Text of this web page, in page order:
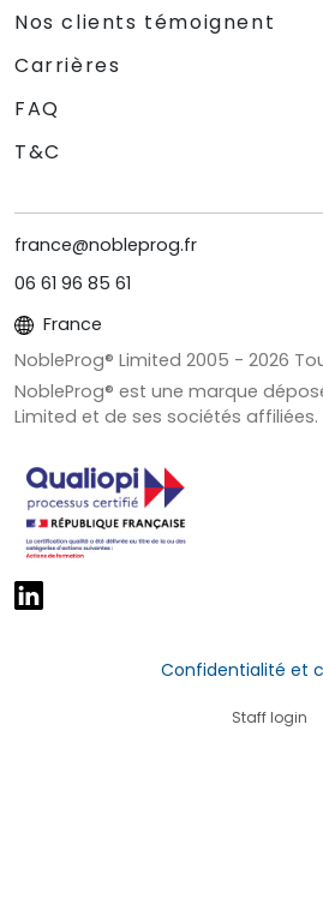
Nos clients témoignent
Carrières
FAQ
T&C
france@nobleprog.fr
06 61 96 85 61
France
NobleProg® Limited 2005 - 2026
NobleProg® est une marque
Limited et de ses sociétés affiliées.
Confidentialité et
Staff login